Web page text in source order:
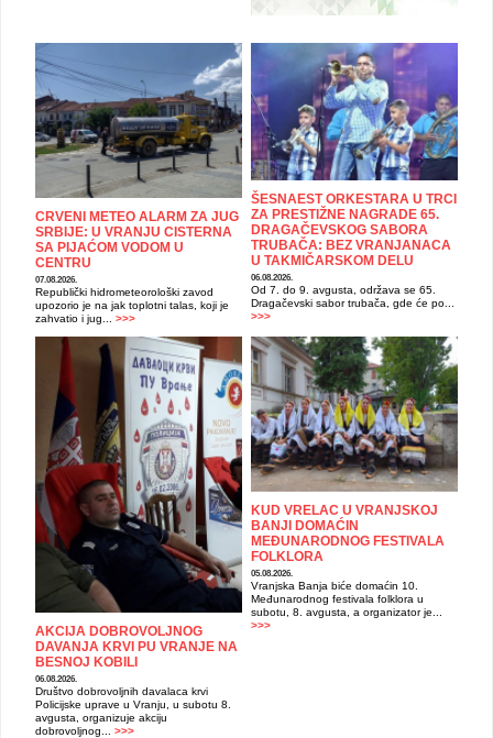
CRVENI METEO ALARM ZA JUG
SRBIJE: U VRANJU CISTERNA
SA PIJAĆOM VODOM U
CENTRU
07.08.2026.
Republički hidrometeorološki zavod
upozorio je na jak toplotni talas, koji je
zahvatio i jug... >>>
ŠESNAEST ORKESTARA U TRCI
ZA PRESTIŽNE NAGRADE 65.
DRAGAČEVSKOG SABORA
TRUBAČA: BEZ VRANJANACA
U TAKMIČARSKOM DELU
06.08.2026.
Od 7. do 9. avgusta, održava se 65.
Dragačevski sabor trubača, gde će po...
>>>
AKCIJA DOBROVOLJNOG
DAVANJA KRVI PU VRANJE NA
BESNOJ KOBILI
06.08.2026.
Društvo dobrovoljnih davalaca krvi
Policijske uprave u Vranju, u subotu 8.
avgusta, organizuje akciju
dobrovoljnog... >>>
KUD VRELAC U VRANJSKOJ
BANJI DOMAĆIN
MEĐUNARODNOG FESTIVALA
FOLKLORA
05.08.2026.
Vranjska Banja biće domaćin 10.
Međunarodnog festivala folklora u
subotu, 8. avgusta, a organizator je...
>>>